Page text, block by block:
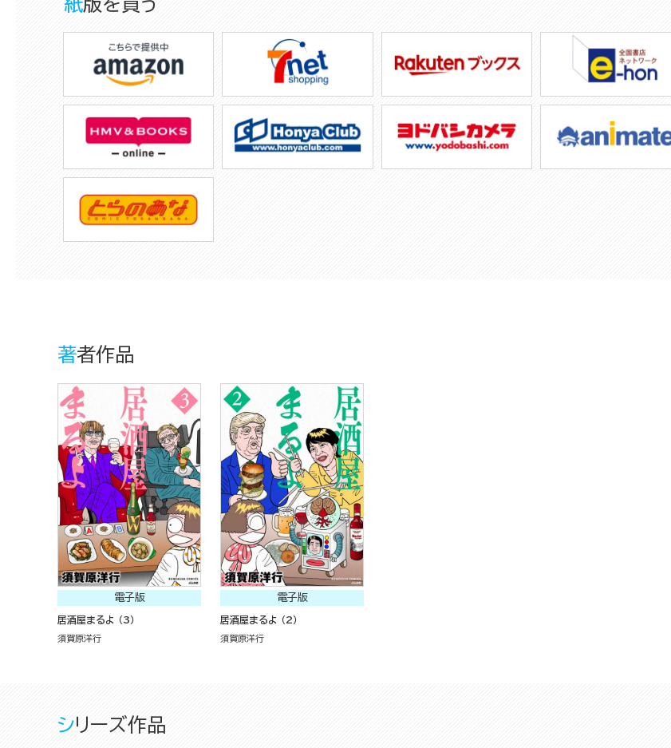
紙版を買う
著者作品
電子版
居酒屋まるよ （3）
須賀原洋行
電子版
居酒屋まるよ （2）
須賀原洋行
シリーズ作品